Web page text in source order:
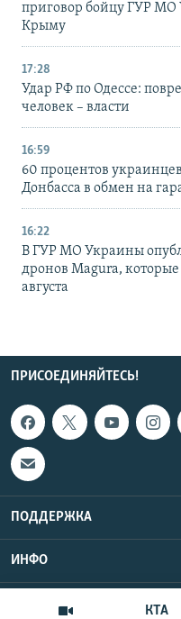
КТА
приговор бойцу ГУР МО
Крыму
17:28
Удар РФ по Одессе:
человек – власти
16:59
60 процентов
Донбасса в обмен на
16:22
В ГУР МО Украины
дронов Magura, которые
августа
ПРИСОЕДИНЯЙТЕСЬ!
ПОДДЕРЖКА
ИНФО
Copyright
UTC+3